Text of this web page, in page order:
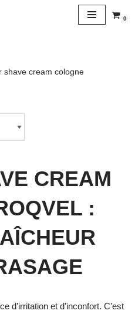
0
shave cream cologne
CREAM
:
d’irritation et d’inconfort. C’est